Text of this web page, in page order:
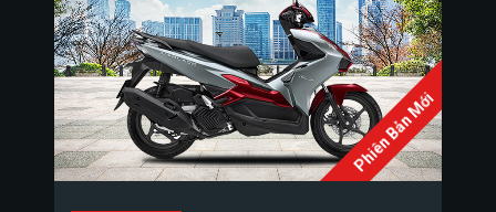
Phiên Bản Mới